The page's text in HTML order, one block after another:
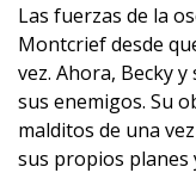
Las fuerzas de la
Montcrief desde
vez. Ahora, Becky
sus enemigos. Su
malditos de una
sus propios